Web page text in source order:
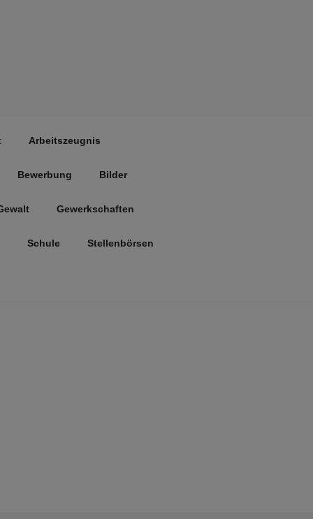
Arbeitszeugnis
Bewerbung Bilder
Gewerkschaften
Schule Stellenbörsen